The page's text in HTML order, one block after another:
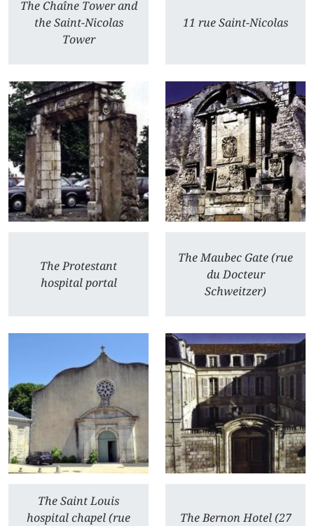
The Chaîne Tower and
the Saint-Nicolas
Tower
11 rue Saint-Nicolas
The Protestant
hospital portal
The Maubec Gate (rue
du Docteur
Schweitzer)
The Saint Louis
hospital chapel (rue
The Bernon Hotel (27